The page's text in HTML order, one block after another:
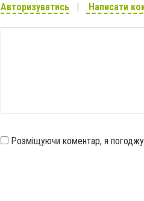
Авторизуватись Написати
Розміщуючи коментар, я